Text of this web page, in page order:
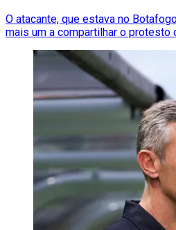
O atacante, que estava no
mais um a compartilhar o protesto